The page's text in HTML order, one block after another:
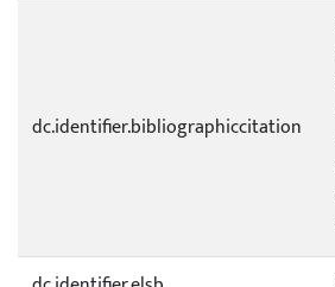
dc.identifier.bibliographiccitation